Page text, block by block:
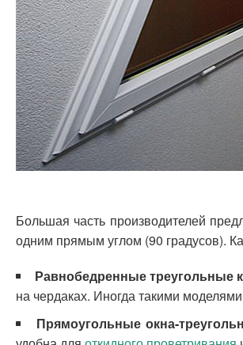
Большая часть производителей
одним прямым углом (90 градусов).
Равнобедренные треугольные
на чердаках. Иногда такими
Прямоугольные окна-